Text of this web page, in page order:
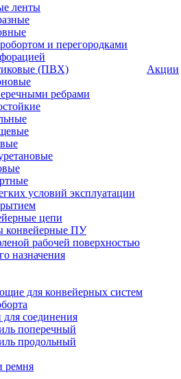
ленты
и перегородками
(ПВХ)
ребрами
условий эксплуатации
цепи
конвейерные ПУ
рабочей поверхностью
назначения
для конвейерных систем
для соединения
поперечный
продольный
ремня
Акции